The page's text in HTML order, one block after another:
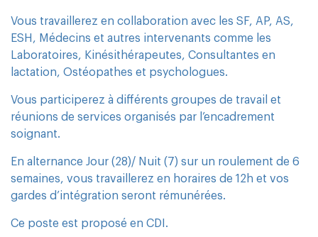
Vous travaillerez en collaboration avec les SF, AP, AS,
ESH, Médecins et autres intervenants comme les
Laboratoires, Kinésithérapeutes, Consultantes en
lactation, Ostéopathes et psychologues.
Vous participerez à différents groupes de travail et
réunions de services organisés par l’encadrement
soignant.
En alternance Jour (28)/ Nuit (7) sur un roulement de 6
semaines, vous travaillerez en horaires de 12h et vos
gardes d’intégration seront rémunérées.
Ce poste est proposé en CDI.